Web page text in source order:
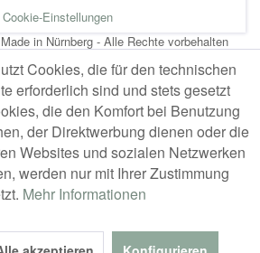
Cookie-Einstellungen
in Nürnberg - Alle Rechte vorbehalten
Cookies, die für den technischen
erforderlich sind und stets gesetzt
die den Komfort bei Benutzung
der Direktwerbung dienen oder die
Websites und sozialen Netzwerken
werden nur mit Ihrer Zustimmung
Mehr Informationen